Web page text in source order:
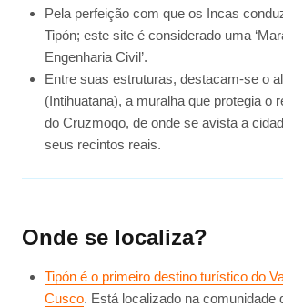
Pela perfeição com que os Incas
Tipón; este site é considerado uma
Engenharia Civil’.
Entre suas estruturas, destacam-se o
(Intihuatana), a muralha que protegia o
do Cruzmoqo, de onde se avista a
seus recintos reais.
Onde se localiza?
Tipón é o primeiro destino turístico do
Cusco. Está localizado na comunidade